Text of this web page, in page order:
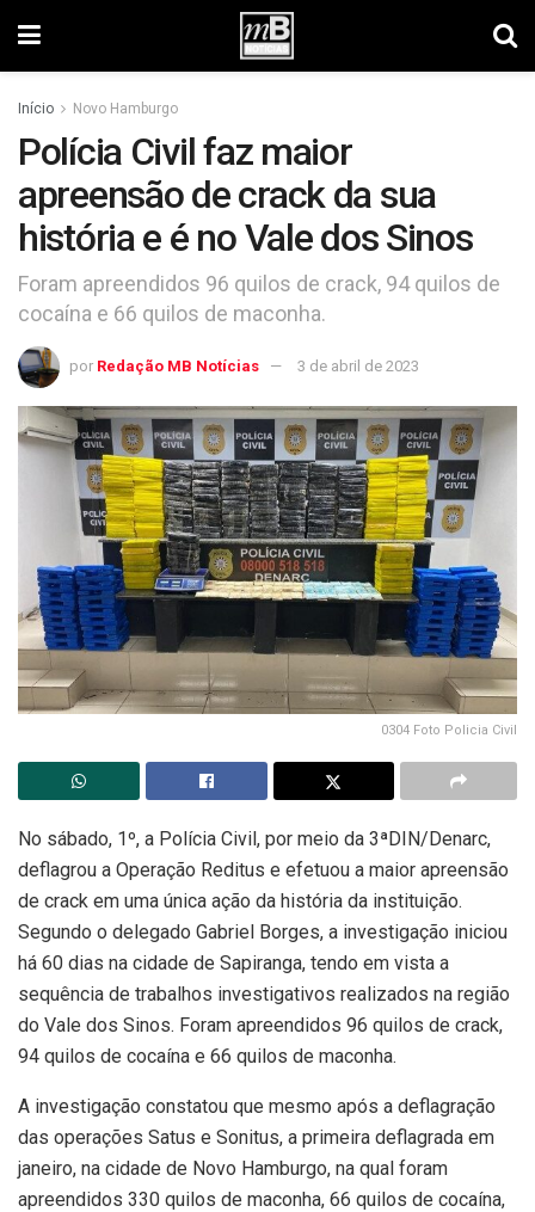
Início Novo Hamburgo
Polícia Civil faz maior
apreensão de crack da sua
história e é no Vale dos Sinos
Foram apreendidos 96 quilos de crack, 94 quilos de
cocaína e 66 quilos de maconha.
por Redação MB Notícias 3 de abril de 2023
0304 Foto Policia Civil
No sábado, 1º, a Polícia Civil, por meio da 3ªDIN/Denarc,
deflagrou a Operação Reditus e efetuou a maior apreensão
de crack em uma única ação da história da instituição.
Segundo o delegado Gabriel Borges, a investigação iniciou
há 60 dias na cidade de Sapiranga, tendo em vista a
sequência de trabalhos investigativos realizados na região
do Vale dos Sinos. Foram apreendidos 96 quilos de crack,
94 quilos de cocaína e 66 quilos de maconha.
A investigação constatou que mesmo após a deflagração
das operações Satus e Sonitus, a primeira deflagrada em
janeiro, na cidade de Novo Hamburgo, na qual foram
apreendidos 330 quilos de maconha, 66 quilos de cocaína,